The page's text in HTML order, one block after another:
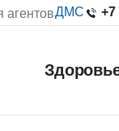
агентовДМС +7